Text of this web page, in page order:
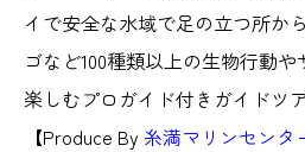
イで安全な水域で足の立つ所か
ゴなど100種類以上の生物行動
楽しむプロガイド付きガイドツ
【Produce By 糸満マリンセンタ